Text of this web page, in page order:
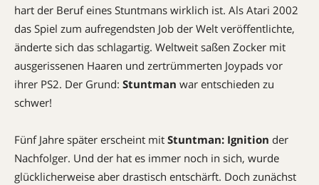
hart der Beruf eines Stuntmans wirklich ist. Als Atari 2002
das Spiel zum aufregendsten Job der Welt veröffentlichte,
änderte sich das schlagartig. Weltweit saßen Zocker mit
ausgerissenen Haaren und zertrümmerten Joypads vor
ihrer PS2. Der Grund: Stuntman war entschieden zu
schwer!
Fünf Jahre später erscheint mit Stuntman: Ignition der
Nachfolger. Und der hat es immer noch in sich, wurde
glücklicherweise aber drastisch entschärft. Doch zunächst